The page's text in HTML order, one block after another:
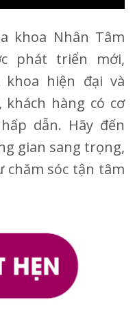
khoa Nhân Tâm
phát triển mới,
hiện đại và
khách hàng có cơ
dẫn. Hãy đến
gian sang trọng,
chăm sóc tận tâm